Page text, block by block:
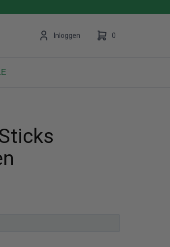
Inloggen 0
hem met producten.